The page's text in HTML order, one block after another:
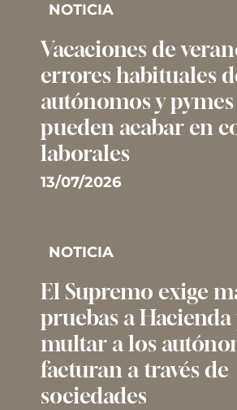
NOTICIA
Vacaciones de
errores habituales
autónomos y
pueden acabar en
laborales
13/07/2026
NOTICIA
El Supremo exige
pruebas a
multar a los
facturan a través de
sociedades